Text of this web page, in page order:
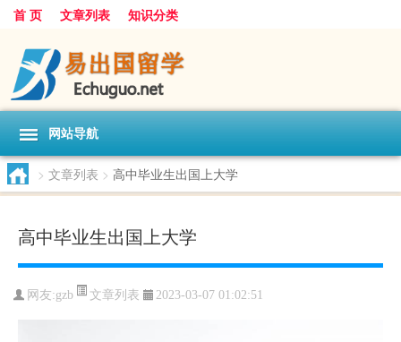
首 页 文章列表 知识分类
网站导航
> 文章列表 > 高中毕业生出国上大学
高中毕业生出国上大学
网友:gzb 文章列表 2023-03-07 01:02:51